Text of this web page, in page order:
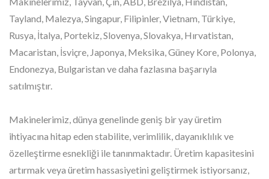
Tayland, Malezya, Singapur, Filipinler, Vietnam, Türkiye,
Rusya, İtalya, Portekiz, Slovenya, Slovakya, Hırvatistan,
Macaristan, İsviçre, Japonya, Meksika, Güney Kore, Polonya,
Endonezya, Bulgaristan ve daha fazlasına başarıyla
satılmıştır.
Makinelerimiz, dünya genelinde geniş bir yay üretim
ihtiyacına hitap eden stabilite, verimlilik, dayanıklılık ve
özelleştirme esnekliği ile tanınmaktadır. Üretim kapasitesini
artırmak veya üretim hassasiyetini geliştirmek istiyorsanız,